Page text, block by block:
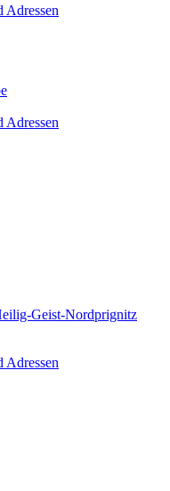
Adressen
Adressen
Geist-Nordprignitz
Adressen